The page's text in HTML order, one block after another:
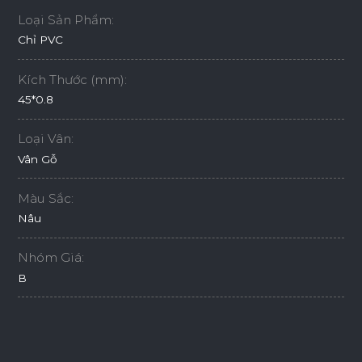
Loại Sản Phẩm:
Chỉ PVC
Kích Thước (mm):
45*0.8
Loại Vân:
Vân Gỗ
Màu Sắc:
Nâu
Nhóm Giá:
B